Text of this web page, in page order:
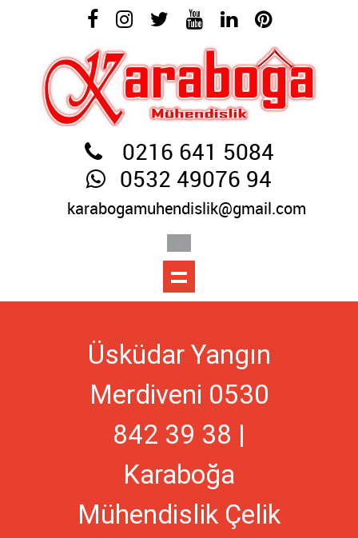
0216 641 5084
0532 49076 94
karabogamuhendislik@gmail.com
Üsküdar Yangın
Merdiveni 0530
842 39 38 |
Karaboğa
Mühendislik Çelik